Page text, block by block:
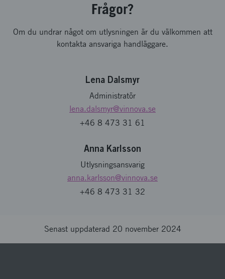
Frågor?
Om du undrar något om utlysningen är du välkommen att
kontakta ansvariga handläggare.
Lena Dalsmyr
Administratör
lena.dalsmyr@vinnova.se
+46 8 473 31 61
Anna Karlsson
Utlysningsansvarig
anna.karlsson@vinnova.se
+46 8 473 31 32
Senast uppdaterad 20 november 2024